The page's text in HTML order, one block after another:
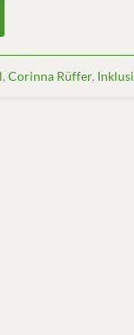
, Corinna Rüffer,